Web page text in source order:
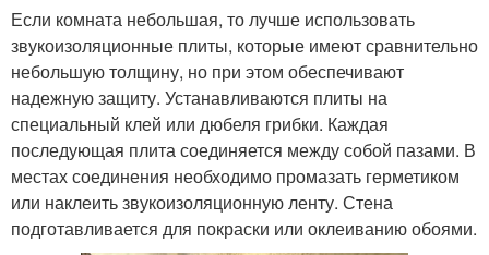
Если комната небольшая, то лучше использовать
звукоизоляционные плиты, которые имеют сравнительно
небольшую толщину, но при этом обеспечивают
надежную защиту. Устанавливаются плиты на
специальный клей или дюбеля грибки. Каждая
последующая плита соединяется между собой пазами. В
местах соединения необходимо промазать герметиком
или наклеить звукоизоляционную ленту. Стена
подготавливается для покраски или оклеиванию обоями.